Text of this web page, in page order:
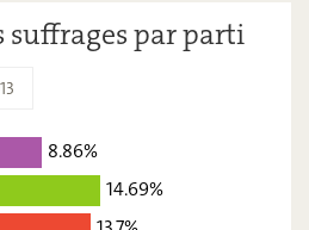
suffrages par parti
-
8.86%
14.69%